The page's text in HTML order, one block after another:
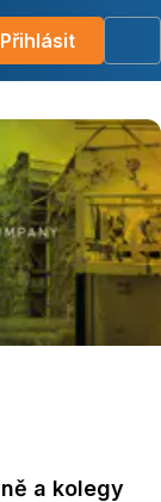
Přihlásit
a kolegy